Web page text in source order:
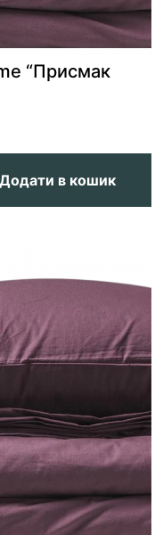
“Присмак
Додати в кошик